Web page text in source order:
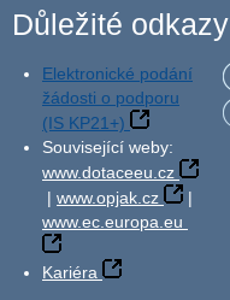
Důležité odkazy
Elektronické podání
žádosti o podporu
(IS KP21+)
Související weby:
www.dotaceeu.cz
| www.opjak.cz
|
www.ec.europa.eu
Kariéra